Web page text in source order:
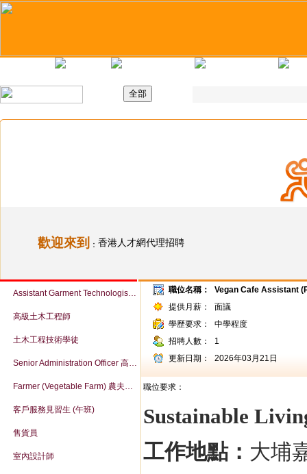
歡迎來到 ： 香港人才網代理招聘
Assistant Garment Technologist (Woven / Knit) (Ref # 063941)
高級土木工程師
土木工程技術學徒
Senior Administration Officer 高級行政主任
Farmer (Vegetable Farm) 農夫（菜組）
客戶服務見習生 (午班)
售貨員
室內設計師
職位名稱：
Vegan Cafe Assistant
提供月薪：
面議
學歷要求：
中學程度
招聘人數：
1
更新日期：
2026年03月21日
職位要求：
Sustainable
工作地點： 大埔